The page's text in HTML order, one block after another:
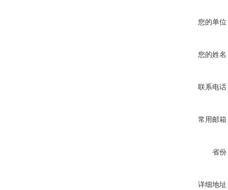
您的单位
您的姓名
联系电话
常用邮箱
省份
详细地址